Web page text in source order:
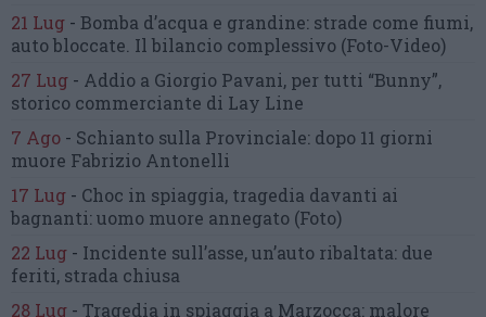
21 Lug - Bomba d’acqua e grandine: strade come fiumi,
auto bloccate. Il bilancio complessivo (Foto-Video)
27 Lug - Addio a Giorgio Pavani, per tutti “Bunny”,
storico commerciante di Lay Line
7 Ago - Schianto sulla Provinciale: dopo 11 giorni
muore Fabrizio Antonelli
17 Lug - Choc in spiaggia, tragedia davanti ai
bagnanti:uomo muore annegato (Foto)
22 Lug - Incidente sull’asse, un’auto ribaltata: due
feriti, strada chiusa
28 Lug - Tragedia in spiaggia a Marzocca: malore